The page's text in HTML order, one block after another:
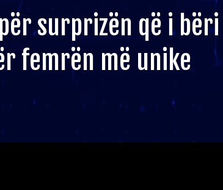
surprizën që i bëri
femrën më unike